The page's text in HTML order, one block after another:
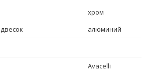
хром
алюминий
Avacelli